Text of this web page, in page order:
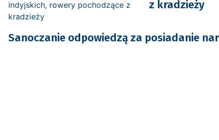
z kradzieży
Sanoczanie odpowiedzą za posiadanie